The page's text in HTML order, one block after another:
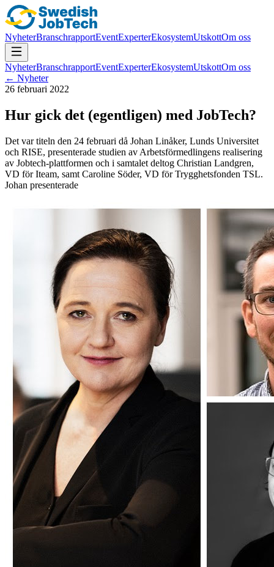
NyheterBranschrapportEventExperterEkosystemUtskottOm oss
NyheterBranschrapportEventExperterEkosystemUtskottOm oss
← Nyheter
26 februari 2022
Hur gick det (egentligen) med JobTech?
Det var titeln den 24 februari då Johan Linåker, Lunds Universitet
och RISE, presenterade studien av Arbetsförmedlingens realisering
av Jobtech-plattformen och i samtalet deltog Christian Landgren,
VD för Iteam, samt Caroline Söder, VD för Trygghetsfonden TSL.
Johan presenterade